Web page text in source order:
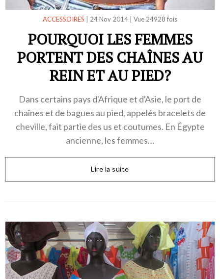
ACCESSOIRES 24 Nov 2014 Vue 24928 fois
POURQUOI LES FEMMES
PORTENT DES CHAÎNES AU
REIN ET AU PIED?
Dans certains pays d'Afrique et d'Asie, le port de
chaînes et de bagues au pied, appelés bracelets de
cheville, fait partie des us et coutumes. En Égypte
ancienne, les femmes…
Lire la suite